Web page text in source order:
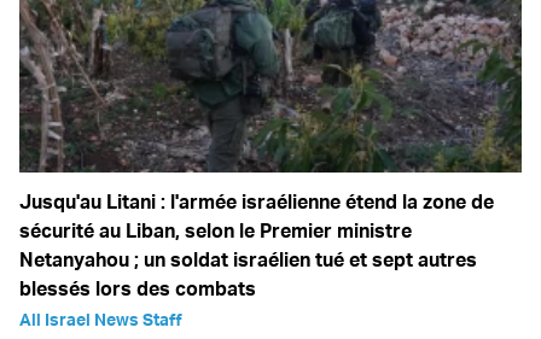
Jusqu'au Litani : l'armée israélienne étend la zone de
sécurité au Liban, selon le Premier ministre
Netanyahou ; un soldat israélien tué et sept autres
blessés lors des combats
All Israel News Staff